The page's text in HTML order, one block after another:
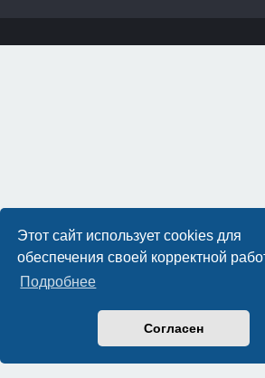
Этот сайт использует cookies для
обеспечения своей корректной
Подробнее
Согласен